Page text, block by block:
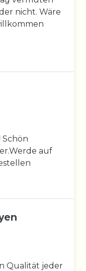
nicht. Wäre
auf
Qualität jeder